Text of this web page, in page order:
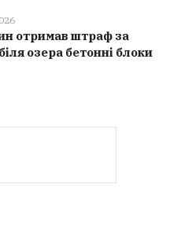
отримав штраф за
озера бетонні блоки